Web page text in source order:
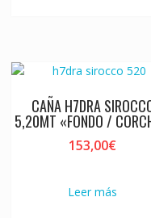
CAÑA H7DRA
5,20MT «FONDO /
153,00€
Leer más